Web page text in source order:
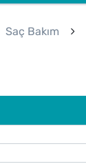
Saç Bakım